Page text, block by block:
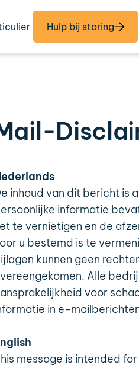
Hulp bij storing
inhoud van dit bericht is
informatie
te vernietigen en de
u bestemd is te
kunnen geen
Alle
voor
in e-
message is intended